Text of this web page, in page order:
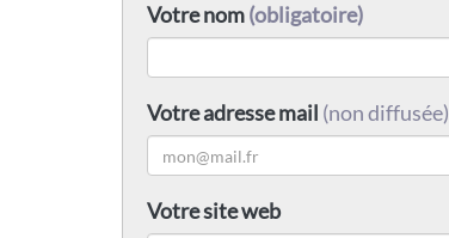
Votre nom(obligatoire)
Votre adresse mail (non diffusée)
Votre site web